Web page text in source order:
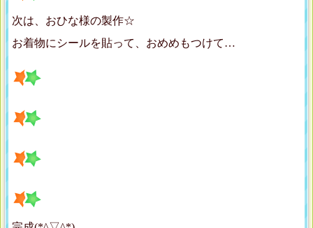
次は、おひな様の製作☆
お着物にシールを貼って、おめめもつけて…